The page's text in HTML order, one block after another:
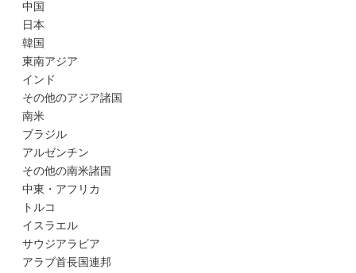
中国
日本
韓国
東南アジア
インド
その他のアジア諸国
南米
ブラジル
アルゼンチン
その他の南米諸国
中東・アフリカ
トルコ
イスラエル
サウジアラビア
アラブ首長国連邦